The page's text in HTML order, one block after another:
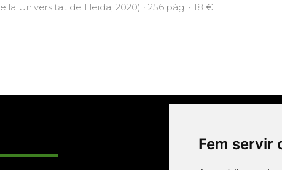
Fem servir
la Universitat de Lleida, 2020) · 256 pàg. · 18 €
Enllaços